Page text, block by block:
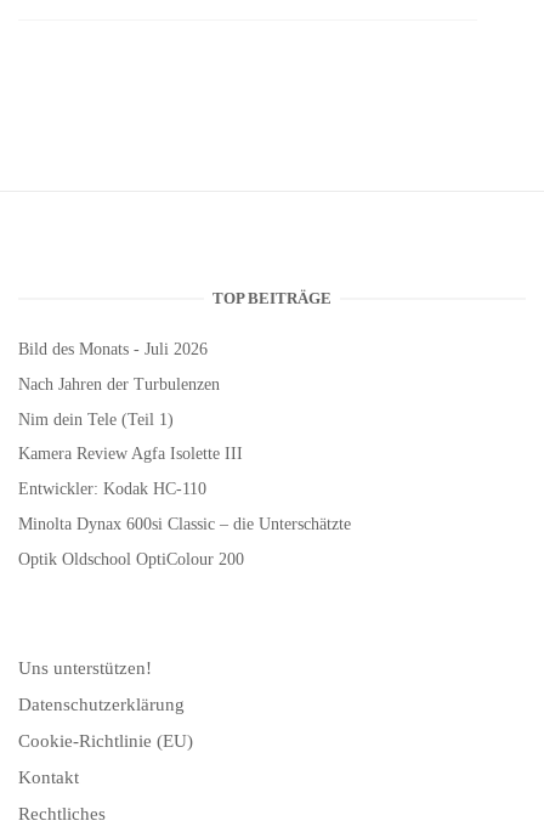
TOP BEITRÄGE
Bild des Monats - Juli 2026
Nach Jahren der Turbulenzen
Nim dein Tele (Teil 1)
Kamera Review Agfa Isolette III
Entwickler: Kodak HC-110
Minolta Dynax 600si Classic – die Unterschätzte
Optik Oldschool OptiColour 200
Uns unterstützen!
Datenschutzerklärung
Cookie-Richtlinie (EU)
Kontakt
Rechtliches